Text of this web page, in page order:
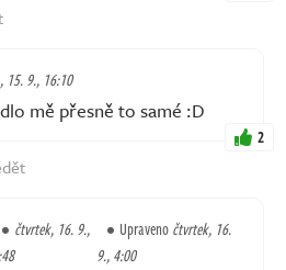
15. 9., 16:10
mě přesně to samé :D
2
čtvrtek, 16. 9.,
Upravenočtvrtek, 16.
9., 4:00